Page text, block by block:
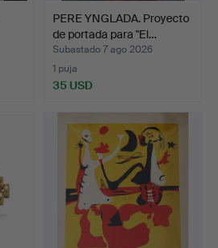
PERE YNGLADA. Proyecto
de portada para "El…
Subastado 7 ago 2026
1 puja
35 USD